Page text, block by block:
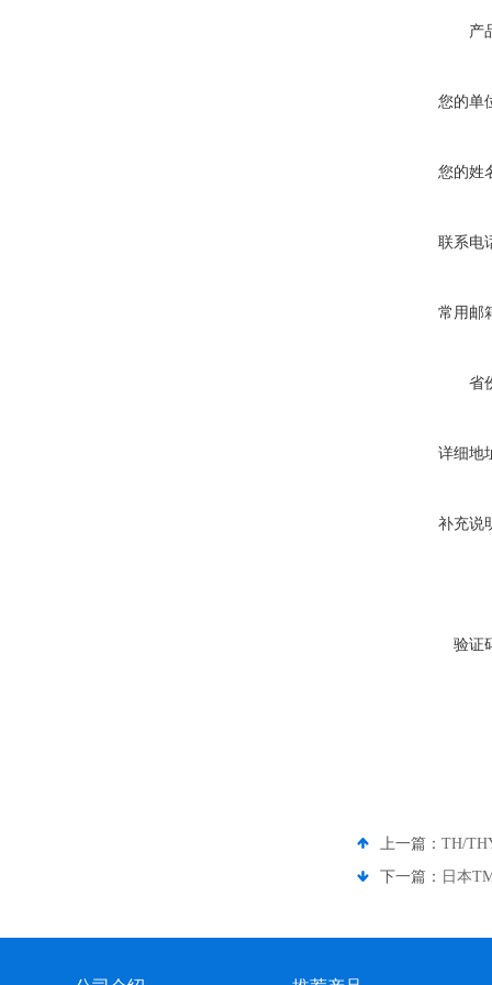
产
您的单
您的姓
联系电
常用邮
省
详细地
补充说
验证
上一篇： TH/
下一篇： 日本